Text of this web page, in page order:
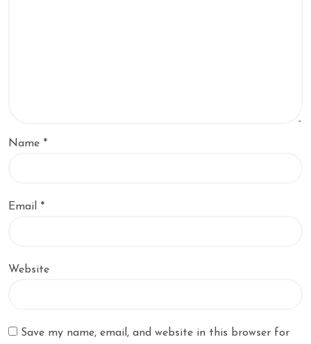
Name *
Email *
Website
Save my name, email, and website in this browser for